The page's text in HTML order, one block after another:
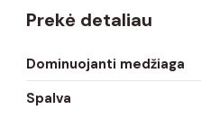
Prekė detaliau
Dominuojanti medžiaga
Spalva